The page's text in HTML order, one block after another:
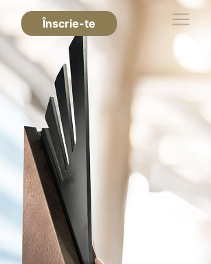
Înscrie-te